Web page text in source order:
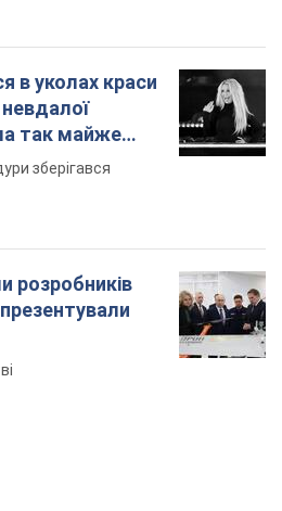
в уколах краси
невдалої
так майже
зберігався
розробників